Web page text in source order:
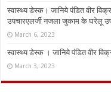
स्वास्थ्य डेस्क। जानिये पंडित वीर
उपचारएलर्जी नजला जुकाम के घरेलू
March 6, 2023
स्वास्थ्य डेस्क । जानिये पंडित वीर
March 3, 2023